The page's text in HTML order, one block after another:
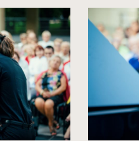
spowoduje
powiększenie
zdjęcia
rozmiarów
oryginalnych